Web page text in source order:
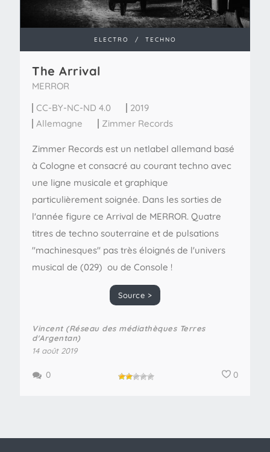
ELECTRO / TECHNO
The Arrival
MERROR
CC-BY-NC-ND 4.0
2019
Allemagne
Zimmer Records
Zimmer Records est un netlabel allemand basé
à Cologne et consacré au courant techno avec
une ligne musicale et graphique
particulièrement soignée. Dans les sorties de
l'année figure ce Arrival de MERROR. Quatre
titres de techno souterraine et de pulsations
"machinesques" pas très éloignés de l'univers
musical de (029) ou de Console !
Source >
Vincent (Réseau des médiathèques Terres
d'Argentan)
14 août 2019
0
0